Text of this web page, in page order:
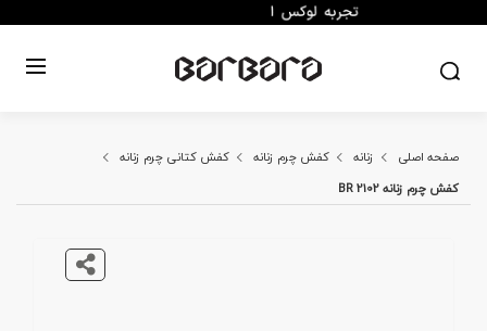
صفحه اصلی زنانه کفش چرم زنانه
کفش کتانی چرم زنانه
کفش چرم زنانه BR 2102